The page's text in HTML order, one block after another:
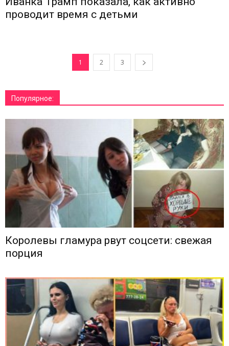
проводит время с детьми
1 2 3
Популярное:
Королевы гламура рвут соцсети: свежая
порция